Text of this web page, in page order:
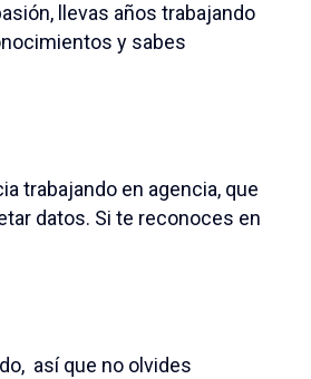
llevas años trabajando
y sabes
trabajando en agencia, que
datos. Si te reconoces en
así que no olvides